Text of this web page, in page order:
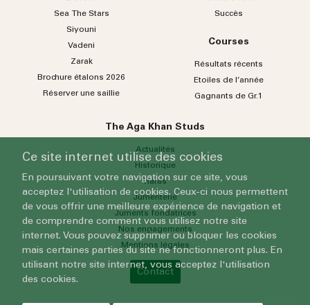
Sea TheStars
Siyouni
Vadeni
Zarak
Brochure étalons 2026
Réserver une saillie
Succès
Courses
Résultats récents
Etoiles de l’année
Gagnants de Gr.1
The Aga Khan Studs
Actualités
Historique
Haras
Jumenterie
Juments fondatrices
Nos engagements
Mentions légales
Contact
Ce site internet utilise des cookies
En poursuivant votre navigation sur ce site, vous
acceptez l'utilisation de cookies. Ceux-ci nous permettent
de vous offrir une meilleure expérience de navigation et
de comprendre comment vous utilisez notre site
internet. Vous pouvez supprimer ou bloquer les cookies
mais certaines parties du site ne fonctionneront plus. En
utilisant notre site internet, vous acceptez l'utilisation
des cookies.